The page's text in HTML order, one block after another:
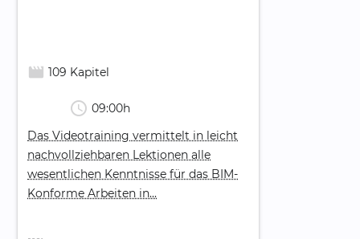
movie_creation 109 Kapitel
schedule 09:00h
Das Videotraining vermittelt in leicht
nachvollziehbaren Lektionen alle
wesentlichen Kenntnisse für das BIM-
Konforme Arbeiten in...